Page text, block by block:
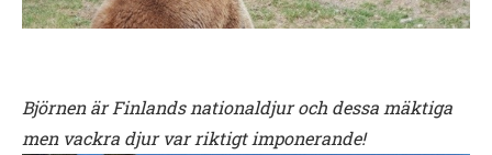
Björnen är Finlands nationaldjur och dessa mäktiga
men vackra djur var riktigt imponerande!